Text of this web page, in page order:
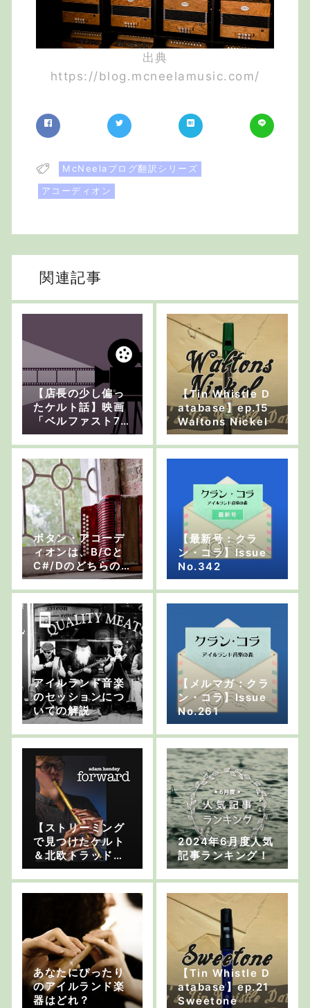
出典
https://blog.mcneelamusic.com/
McNeelaブログ翻訳シリーズ
アコーディオン
関連記事
【店長の少し偏っ
たケルト話】映画
「ベルファスト7
1」は時代を体験で
きる映画！
【Tin Whistle D
atabase】ep.15
Waltons Nickel
ボタン・アコーデ
ィオンは、B/Cと
C#/Dのどちらの
配列がアイルラン
ドの伝統音楽に向
いていますか？
【最新号：クラ
ン・コラ】Issue
No.342
アイルランド音楽
のセッションにつ
いての解説
【メルマガ：クラ
ン・コラ】Issue
No.261
【ストリーミング
で見つけたケルト
＆北欧トラッド系
音楽 vol.18】Ada
m Hendey“Forw
ard”
2024年6月度人気
記事ランキング！
あなたにぴったり
のアイルランド楽
器はどれ？
【Tin Whistle D
atabase】ep.21
Sweetone